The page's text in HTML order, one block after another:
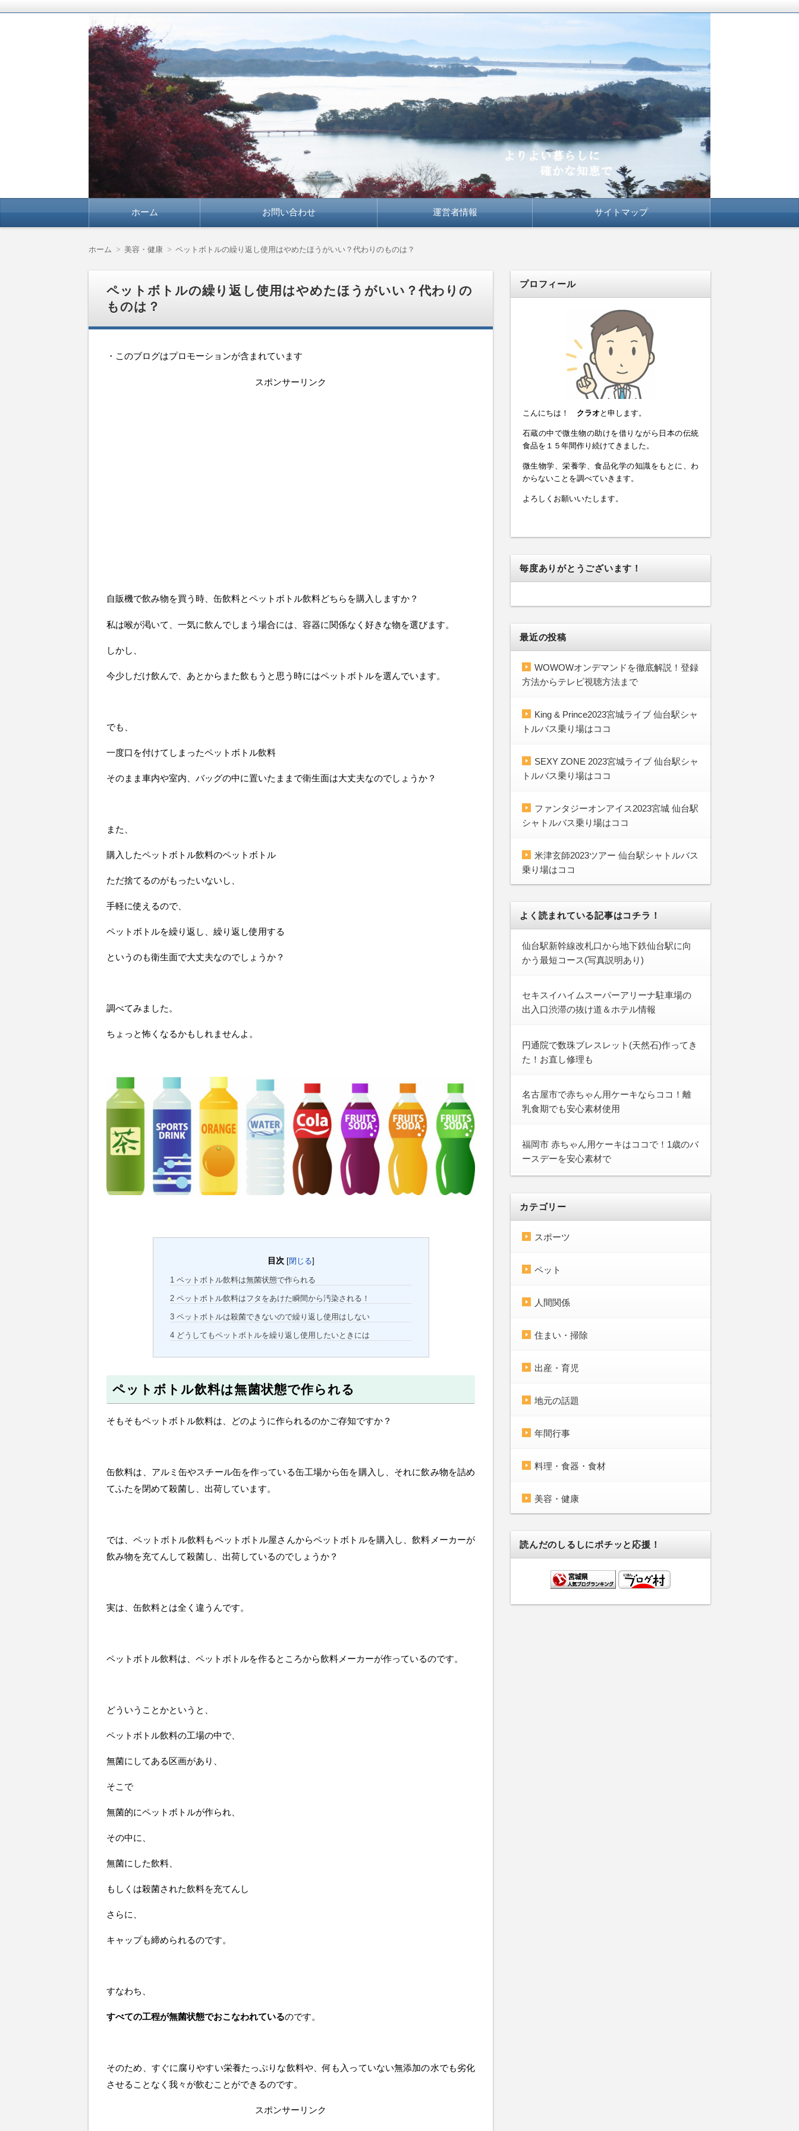
よりよい暮らしに確かな知恵で
豊かな暮らしを応援します！
ン
ホーム お問い合わせ 運営者情報 サイトマップ
ホーム 美容・健康 ペットボトルの繰り返し使用はやめたほうがいい？代わりのものは？
ペットボトルの繰り返し使用はやめたほうがいい？代わりの
ものは？
・このブログはプロモーションが含まれています
スポンサーリンク
自販機で飲み物を買う時、缶飲料とペットボトル飲料どちらを購入しますか？
私は喉が渇いて、一気に飲んでしまう場合には、容器に関係なく好きな物を選びます。
しかし、
今少しだけ飲んで、あとからまた飲もうと思う時にはペットボトルを選んでいます。
でも、
一度口を付けてしまったペットボトル飲料
そのまま車内や室内、バッグの中に置いたままで衛生面は大丈夫なのでしょうか？
また、
購入したペットボトル飲料のペットボトル
ただ捨てるのがもったいないし、
手軽に使えるので、
ペットボトルを繰り返し、繰り返し使用する
というのも衛生面で大丈夫なのでしょうか？
調べてみました。
ちょっと怖くなるかもしれませんよ。
目次 [閉じる]
1 ペットボトル飲料は無菌状態で作られる
2 ペットボトル飲料はフタをあけた瞬間から汚染される！
3 ペットボトルは殺菌できないので繰り返し使用はしない
4 どうしてもペットボトルを繰り返し使用したいときには
ペットボトル飲料は無菌状態で作られる
そもそもペットボトル飲料は、どのように作られるのかご存知ですか？
缶飲料は、アルミ缶やスチール缶を作っている缶工場から缶を購入し、それに飲み物を詰め
てふたを閉めて殺菌し、出荷しています。
では、ペットボトル飲料もペットボトル屋さんからペットボトルを購入し、飲料メーカーが
飲み物を充てんして殺菌し、出荷しているのでしょうか？
実は、缶飲料とは全く違うんです。
ペットボトル飲料は、ペットボトルを作るところから飲料メーカーが作っているのです。
どういうことかというと、
ペットボトル飲料の工場の中で、
無菌にしてある区画があり、
そこで
無菌的にペットボトルが作られ、
その中に、
無菌にした飲料、
もしくは殺菌された飲料を充てんし
さらに、
キャップも締められるのです。
すなわち、
すべての工程が無菌状態でおこなわれているのです。
そのため、すぐに腐りやすい栄養たっぷりな飲料や、何も入っていない無添加の水でも劣化
させることなく我々が飲むことができるのです。
スポンサーリンク
プロフィール
こんにちは！ クラオ と申します。
石蔵の中で微生物の助けを借りながら日本の伝統
食品を１５年間作り続けてきました。
微生物学、栄養学、食品化学の知識をもとに、わ
からないことを調べていきます。
よろしくお願いいたします。
毎度ありがとうございます！
最近の投稿
WOWOWオンデマンドを徹底解説！登録
方法からテレビ視聴方法まで
King & Prince2023宮城ライブ 仙台駅シャ
トルバス乗り場はココ
SEXY ZONE 2023宮城ライブ 仙台駅シャ
トルバス乗り場はココ
ファンタジーオンアイス2023宮城 仙台駅
シャトルバス乗り場はココ
米津玄師2023ツアー 仙台駅シャトルバス
乗り場はココ
よく読まれている記事はコチラ！
仙台駅新幹線改札口から地下鉄仙台駅に向
かう最短コース(写真説明あり)
セキスイハイムスーパーアリーナ駐車場の
出入口渋滞の抜け道＆ホテル情報
円通院で数珠ブレスレット(天然石)作ってき
た！お直し修理も
名古屋市で赤ちゃん用ケーキならココ！離
乳食期でも安心素材使用
福岡市 赤ちゃん用ケーキはココで！1歳のバ
ースデーを安心素材で
カテゴリー
スポーツ
ペット
人間関係
住まい・掃除
出産・育児
地元の話題
年間行事
料理・食器・食材
美容・健康
読んだのしるしにポチッと応援！